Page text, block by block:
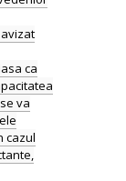
ca
va
cazul